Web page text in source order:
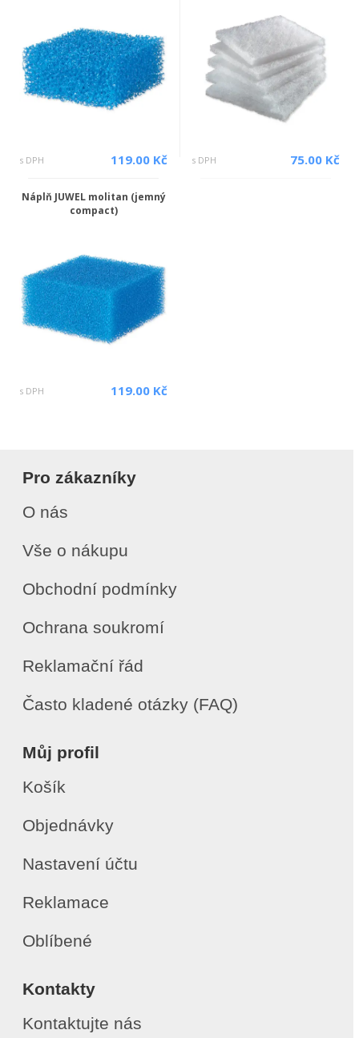
s DPH 119.00 Kč s DPH 75.00 Kč
Náplň JUWEL molitan (jemný
compact)
s DPH 119.00 Kč
Pro zákazníky
O nás
Vše o nákupu
Obchodní podmínky
Ochrana soukromí
Reklamační řád
Často kladené otázky (FAQ)
Můj profil
Košík
Objednávky
Nastavení účtu
Reklamace
Oblíbené
Kontakty
Kontaktujte nás